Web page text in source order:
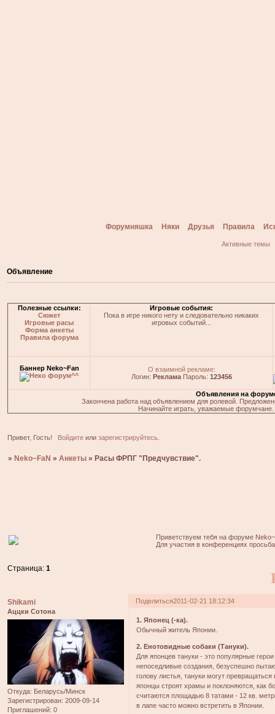
Форумняшка Няки Друзья Правила
Активные темы
Объявление
Полезные ссылки:
Сюжет
Игровые расы
Форма анкеты
Правила форума
Игровые события:
Пока в игре никого нету и следовательно никаких
игровых событий...
Баннер Neko~Fan
О взаимной рекламе:
Логин: РекламаПароль: 123456
Объявления на
Закончена работа над объявлением для ролевой.
Начинайте играть, уважаемые
Привет, Гость! Войдитеили зарегистрируйтесь.
» Neko~FaN »Анкеты » Расы ФРПГ "Предчувствие".
Приветствуем тебя на форуме
Для участия в конференциях
Страница:1
Поделиться2011-02-21 18:12:34
Shikami
Аццки Сотона
Откуда: Беларусь/Минск
Зарегистрирован: 2009-09-14
Приглашений: 0
1. Японец (-ка).
Обычный житель Японии.
2. Енотовидные собаки (Тануки).
Для японцев тануки - это популярные
непоседливые создания, безуспешно
голову листья, тануки могут
японцы строят храмы и поклоняются, как
считаются площадью 8 татами - 12 кв.
в лапе часто можно встретить в Японии.